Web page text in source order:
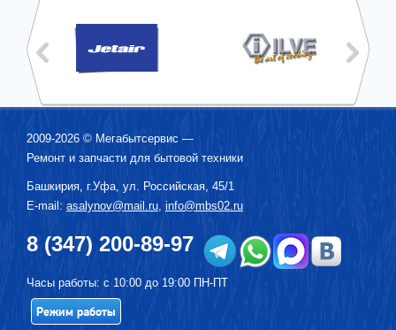
2009-2026 © Мегабытсервис —
Ремонт и запчасти для бытовой техники
Башкирия, г.Уфа, ул. Российская, 45/1
E-mail: asalynov@mail.ru, info@mbs02.ru
8 (347) 200-89-97
Часы работы: с 10:00 до 19:00 ПН-ПТ
Режим работы